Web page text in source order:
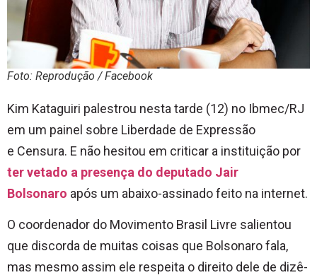
Foto: Reprodução / Facebook
Kim Kataguiri palestrou nesta tarde (12) no Ibmec/RJ
em um painel sobre Liberdade de Expressão
e Censura. E não hesitou em criticar a instituição por
ter vetado a presença do deputado Jair
Bolsonaro após um abaixo-assinado feito na internet.
O coordenador do Movimento Brasil Livre salientou
que discorda de muitas coisas que Bolsonaro fala,
mas mesmo assim ele respeita o direito dele de dizê-